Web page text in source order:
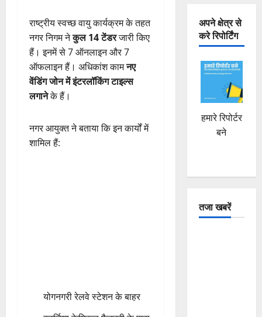
राष्ट्रीय स्वच्छ वायु कार्यक्रम के तहत
नगर निगम नेकुल 14 टेंडरजारी किए
हैं। इनमें से 7 ऑनलाइन और 7
ऑफलाइन हैं। अधिकांश कामनए
वेंडिंग जोन में इंटरलॉकिंग टाइल्स
लगानेके हैं।
नगर आयुक्त ने बताया कि इन कार्यों में
शामिल हैं:
योगनगरी रेलवे स्टेशन के बाहर
अपने क्षेत्र से
करे रिपोर्टिंग
हमारे रिपोर्टर
बने
तजा खबरें